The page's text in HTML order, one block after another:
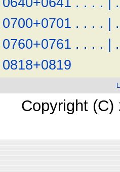
0700+0701 . . . . | .
0760+0761 . . . . | .
0818+0819
Copyright (C)